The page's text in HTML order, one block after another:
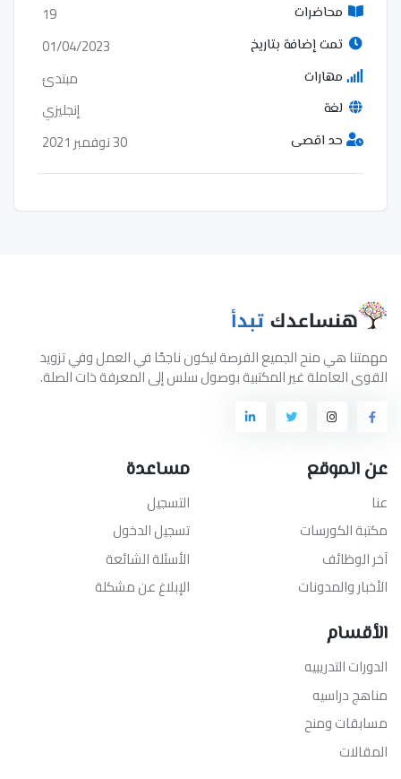
محاضرات 19
تمت إضافة بتاريخ 01/04/2023
مهارات مبتدئ
لغة إنجليزي
حد اقصى 30 نوفمبر 2021
مهمتنا هي منح الجميع الفرصة ليكون ناجحًا في العمل وفي تزويد
القوى العاملة غير المكتبية بوصول سلس إلى المعرفة ذات الصلة.
عن الموقع
عنا
مكتبة الكورسات
آخر الوظائف
الأخبار والمدونات
مساعدة
التسجيل
تسجيل الدخول
الأسئلة الشائعة
الإبلاغ عن مشكلة
الأقسام
الدورات التدريبيه
مناهج دراسيه
مسابقات ومنح
المقالات